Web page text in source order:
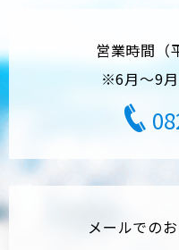
営業時間（
※6月～9
メールでの